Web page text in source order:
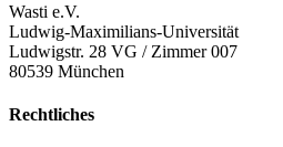
Wasti e.V.
Ludwig-Maximilians-Universität
Ludwigstr. 28 VG / Zimmer 007
80539 München
Rechtliches